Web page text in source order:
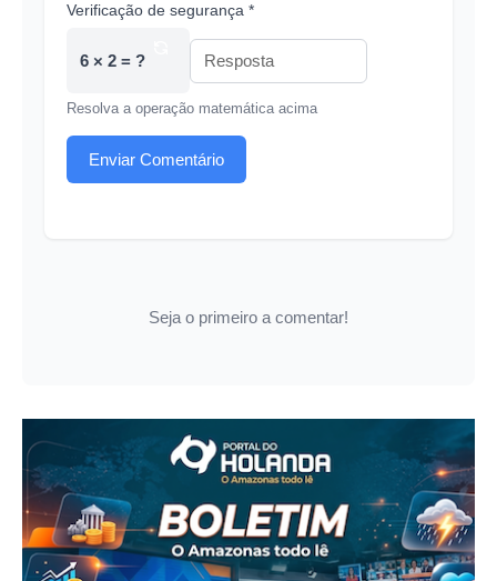
Verificação de segurança *
6 × 2 = ?
Resolva a operação matemática acima
Enviar Comentário
Seja o primeiro a comentar!